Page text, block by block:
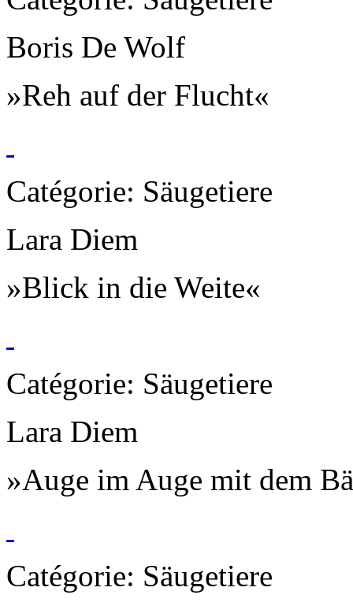
Boris De Wolf
»Reh auf der Flucht«
Catégorie: Säugetiere
Lara Diem
»Blick in die Weite«
Catégorie: Säugetiere
Lara Diem
»Auge im Auge mit dem
Catégorie: Säugetiere